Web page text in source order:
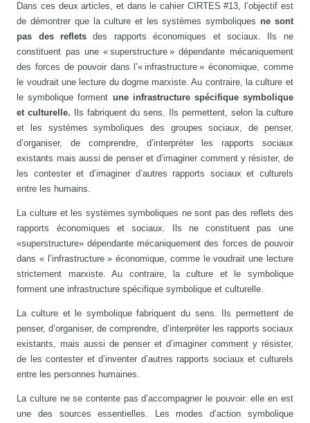
Dans ces deux articles, et dans le cahier CIRTES #13, l’objectif est
de démontrer que la culture et les systèmes symboliques ne sont
pas des reflets des rapports économiques et sociaux. Ils ne
constituent pas une « superstructure » dépendante mécaniquement
des forces de pouvoir dans l’« infrastructure » économique, comme
le voudrait une lecture du dogme marxiste. Au contraire, la culture et
le symbolique forment une infrastructure spécifique symbolique
et culturelle.
Ils fabriquent du sens. Ils permettent, selon la culture
et les systèmes symboliques des groupes sociaux, de penser,
d’organiser, de comprendre, d’interpréter les rapports sociaux
existants mais aussi de penser et d’imaginer comment y résister, de
les contester et d’imaginer d’autres rapports sociaux et culturels
entre les humains.
La culture et les systèmes symboliques ne sont pas des reflets des
rapports économiques et sociaux. Ils ne constituent pas une
«superstructure» dépendante mécaniquement des forces de pouvoir
dans « l’infrastructure » économique, comme le voudrait une lecture
strictement marxiste. Au contraire, la culture et le symbolique
forment une infrastructure spécifique symbolique et culturelle.
La culture et le symbolique fabriquent du sens. Ils permettent de
penser, d’organiser, de comprendre, d’interpréter les rapports sociaux
existants, mais aussi de penser et d’imaginer comment y résister,
de les contester et d’inventer d’autres rapports sociaux et culturels
entre les personnes humaines.
La culture ne se contente pas d’accompagner le pouvoir: elle en est
une des sources essentielles. Les modes d’action symbolique